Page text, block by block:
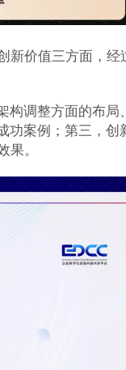
新价值三方面，
调整方面的布局
功案例；第三，
果。